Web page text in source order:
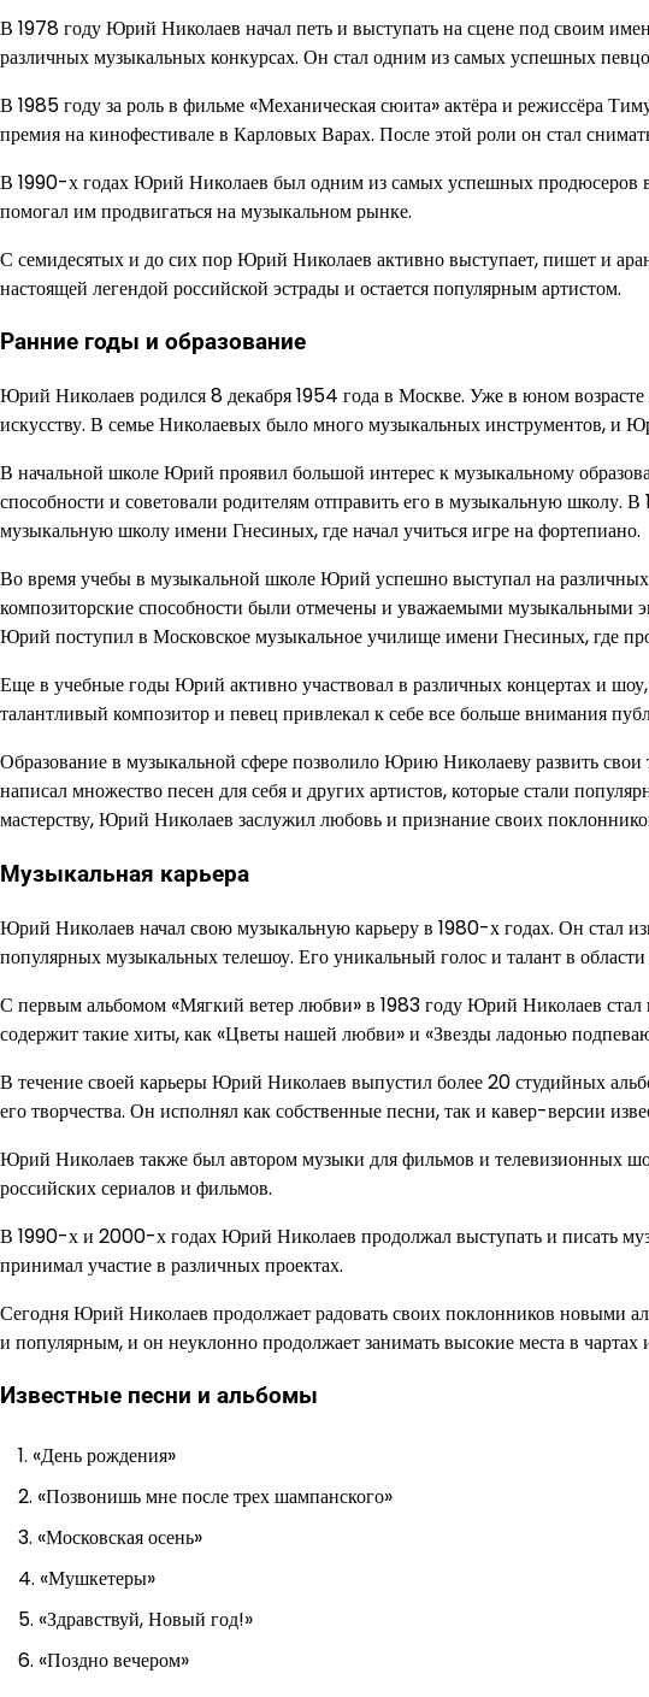
В 1978 году Юрий Николаев начал петь и выступать на сцене под своим
различных музыкальных конкурсах. Он стал одним из самых успешных
В 1985 году за роль в фильме «Механическая сюита» актёра и режиссёра
премия на кинофестивале в Карловых Варах. После этой роли он стал
В 1990-х годах Юрий Николаев был одним из самых успешных продюсеров
помогал им продвигаться на музыкальном рынке.
С семидесятых и до сих пор Юрий Николаев активно выступает, пишет и
настоящей легендой российской эстрады и остается популярным артистом.
Ранние годы и образование
Юрий Николаев родился 8 декабря 1954 года в Москве. Уже в юном возрасте
искусству. В семье Николаевых было много музыкальных инструментов, и
В начальной школе Юрий проявил большой интерес к музыкальному
способности и советовали родителям отправить его в музыкальную
музыкальную школу имени Гнесиных, где начал учиться игре на фортепиано.
Во время учебы в музыкальной школе Юрий успешно выступал на различных
композиторские способности были отмечены и уважаемыми музыкальными
Юрий поступил в Московское музыкальное училище имени Гнесиных, где
Еще в учебные годы Юрий активно участвовал в различных концертах и
талантливый композитор и певец привлекал к себе все больше внимания
Образование в музыкальной сфере позволило Юрию Николаеву развить
написал множество песен для себя и других артистов, которые стали
мастерству, Юрий Николаев заслужил любовь и признание своих
Музыкальная карьера
Юрий Николаев начал свою музыкальную карьеру в 1980-х годах. Он стал
популярных музыкальных телешоу. Его уникальный голос и талант в
С первым альбомом «Мягкий ветер любви» в 1983 году Юрий Николаев стал
содержит такие хиты, как «Цветы нашей любви» и «Звезды ладонью
В течение своей карьеры Юрий Николаев выпустил более 20 студийных
его творчества. Он исполнял как собственные песни, так и кавер-версии
Юрий Николаев также был автором музыки для фильмов и телевизионных
российских сериалов и фильмов.
В 1990-х и 2000-х годах Юрий Николаев продолжал выступать и писать
принимал участие в различных проектах.
Сегодня Юрий Николаев продолжает радовать своих поклонников новыми
и популярным, и он неуклонно продолжает занимать высокие места в чартах
Известные песни и альбомы
«День рождения»
«Позвонишь мне после трех шампанского»
«Московская осень»
«Мушкетеры»
«Здравствуй, Новый год!»
«Поздно вечером»